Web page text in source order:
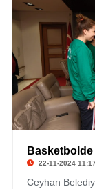
22-11-2024 11:17
Ceyhan